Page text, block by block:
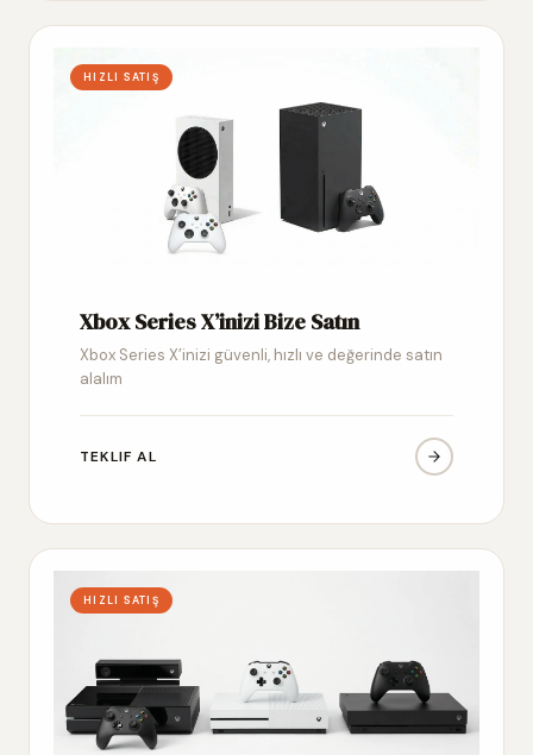
HIZLI SATIŞ
Xbox Series X’inizi Bize Satın
Xbox Series X’inizi güvenli, hızlı ve değerinde satın
alalım
TEKLIF AL
HIZLI SATIŞ